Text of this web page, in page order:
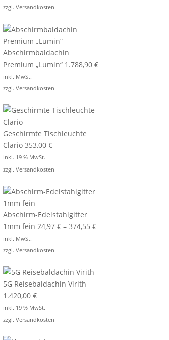
zzgl.Versandkosten
Abschirmbaldachin
Premium „Lumin“ 1.788,90€
inkl. MwSt.
zzgl.Versandkosten
Geschirmte Tischleuchte
Clario 353,00€
inkl. 19 % MwSt.
zzgl.Versandkosten
Abschirm-Edelstahlgitter
1mm fein 24,97€ –374,55€
inkl. MwSt.
zzgl.Versandkosten
5G Reisebaldachin Virith
1.420,00€
inkl. 19 % MwSt.
zzgl.Versandkosten